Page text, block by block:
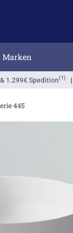
Marken
1.299€ Spedition(1) |
445